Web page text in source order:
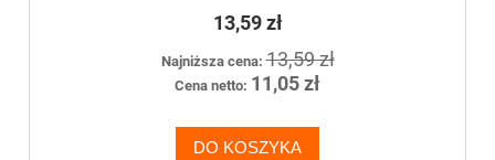
13,59 zł
Najniższa cena:13,59 zł
Cena netto: 11,05 zł
DO KOSZYKA